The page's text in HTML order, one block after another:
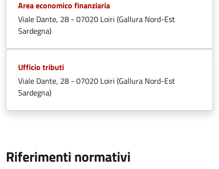
Area economico finanziaria
Viale Dante, 28 - 07020 Loiri (Gallura Nord-Est
Sardegna)
Ufficio tributi
Viale Dante, 28 - 07020 Loiri (Gallura Nord-Est
Sardegna)
Riferimenti normativi